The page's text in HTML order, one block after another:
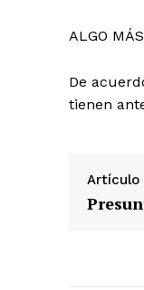
ALGO MÁS
De
tienen
Artículo